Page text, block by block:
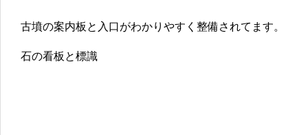
古墳の案内板と入口がわかりやすく整備されてます。
石の看板と標識